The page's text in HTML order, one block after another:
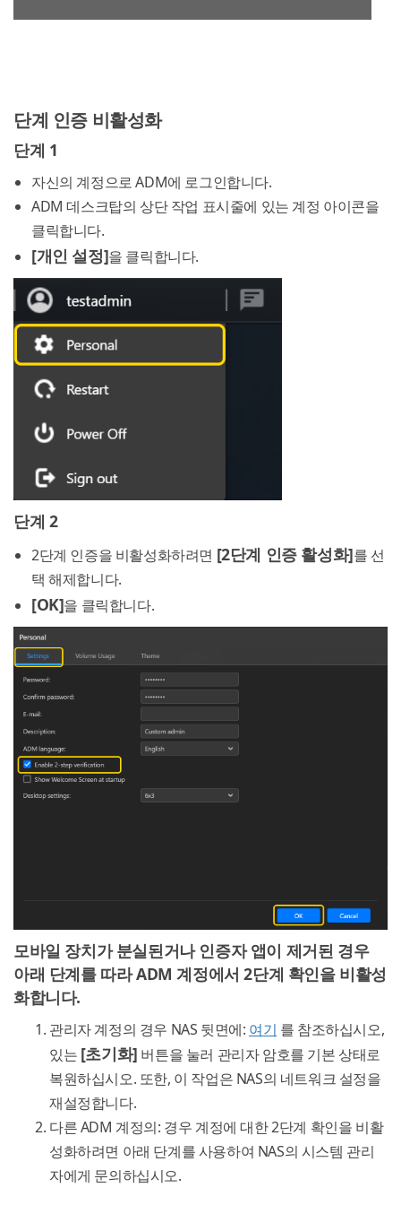
단계 인증 비활성화
단계 1
자신의 계정으로 ADM에 로그인합니다.
ADM 데스크탑의 상단 작업 표시줄에 있는 계정 아이콘을
클릭합니다.
[개인 설정]을 클릭합니다.
단계 2
2단계 인증을 비활성화하려면 [2단계 인증 활성화]를 선
택 해제합니다.
[OK]을 클릭합니다.
모바일 장치가 분실된거나 인증자 앱이 제거된 경우
아래 단계를 따라 ADM 계정에서 2단계 확인을 비활성
화합니다.
관리자 계정의 경우 NAS 뒷면에: 여기 를 참조하십시오,
있는 [초기화] 버튼을 눌러 관리자 암호를 기본 상태로
복원하십시오. 또한, 이 작업은 NAS의 네트워크 설정을
재설정합니다.
다른 ADM 계정의: 경우 계정에 대한 2단계 확인을 비활
성화하려면 아래 단계를 사용하여 NAS의 시스템 관리
자에게 문의하십시오.